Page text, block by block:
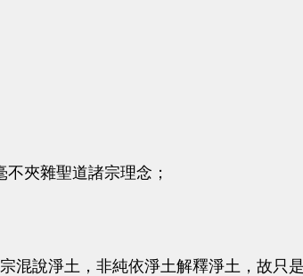
夾雜聖道諸宗理念；
說淨土，非純依淨土解釋淨土，故只